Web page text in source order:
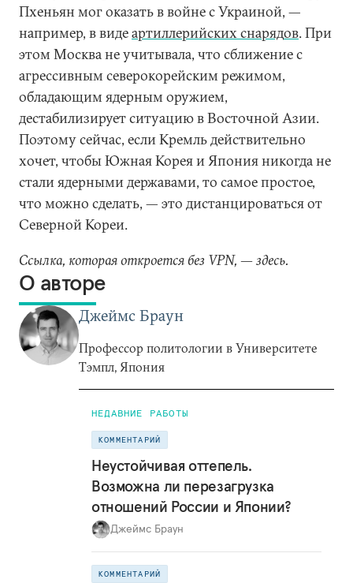
Пхеньян мог оказать в войне с Украиной, —
например, в видеартиллерийских снарядов. При
этом Москва не учитывала, что сближение с
агрессивным северокорейским режимом,
обладающим ядерным оружием,
дестабилизирует ситуацию в Восточной Азии.
Поэтому сейчас, если Кремль действительно
хочет, чтобы Южная Корея и Япония никогда не
стали ядерными державами, то самое простое,
что можно сделать, — это дистанцироваться от
Северной Кореи.
Ссылка, которая откроется без VPN, — здесь.
О авторе
Джеймс Браун
Профессор политологии в Университете
Тэмпл, Япония
НЕДАВНИЕ РАБОТЫ
КОММЕНТАРИЙ
Неустойчивая оттепель.
Возможна ли перезагрузка
отношений России и Японии?
Джеймс Браун
КОММЕНТАРИЙ